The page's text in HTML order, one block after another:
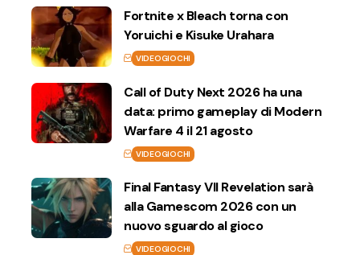
Fortnite x Bleach torna con
Yoruichi e Kisuke Urahara
VIDEOGIOCHI
Call of Duty Next 2026 ha una
data: primo gameplay di Modern
Warfare 4 il 21 agosto
VIDEOGIOCHI
Final Fantasy VII Revelation sarà
alla Gamescom 2026 con un
nuovo sguardo al gioco
VIDEOGIOCHI